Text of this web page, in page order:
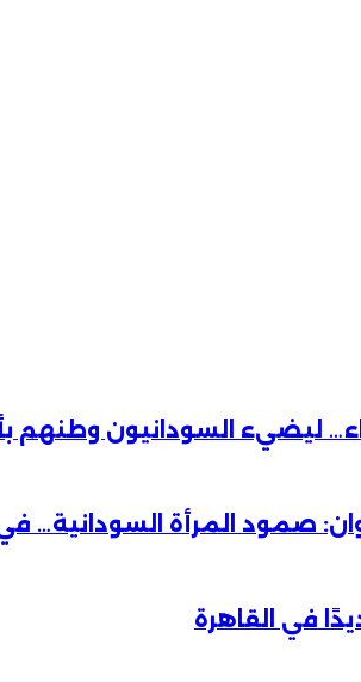
ليضيء السودانيون وطنهم
صمود المرأة السودانية… في
في القاهرة